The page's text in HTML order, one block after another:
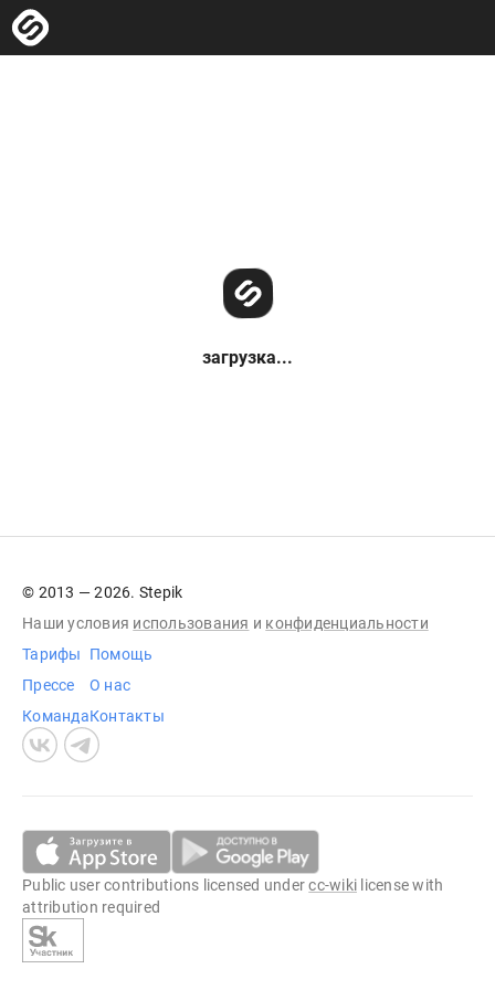
загрузка...
© 2013 — 2026. Stepik
Наши условия использования и конфиденциальности
Тарифы
Прессе
Команда
Помощь
О нас
Контакты
Public user contributions licensed undercc-wiki license with
attribution required